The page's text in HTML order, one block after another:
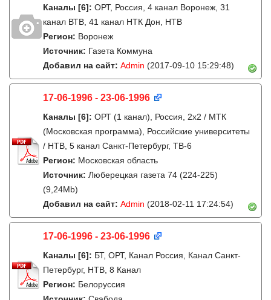
Каналы [6]: ОРТ, Россия, 4 канал Воронеж, 31
канал ВТВ, 41 канал НТК Дон, НТВ
Регион: Воронеж
Источник: Газета Коммуна
Добавил на сайт: Admin (2017-09-10 15:29:48)
17-06-1996 - 23-06-1996
Каналы [6]: ОРТ (1 канал), Россия, 2x2 / МТК
(Московская программа), Российские университеты
/ НТВ, 5 канал Санкт-Петербург, ТВ-6
Регион: Московская область
Источник: Люберецкая газета 74 (224-225)
(9,24Mb)
Добавил на сайт: Admin (2018-02-11 17:24:54)
17-06-1996 - 23-06-1996
Каналы [6]: БТ, ОРТ, Канал Россия, Канал Санкт-
Петербург, НТВ, 8 Канал
Регион: Белоруссия